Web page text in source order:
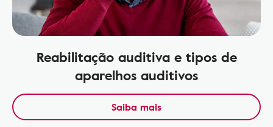
Reabilitação auditiva e tipos de
aparelhos auditivos
Saiba mais